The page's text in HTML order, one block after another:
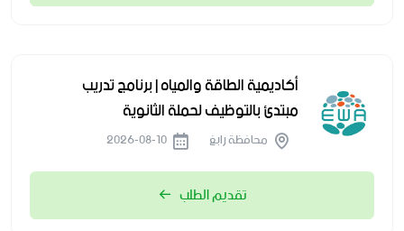
أكاديمية الطاقة والمياه | برنامج تدريب
مبتدئ بالتوظيف لحملة الثانوية
محافظة رابغ
تقديم الطلب